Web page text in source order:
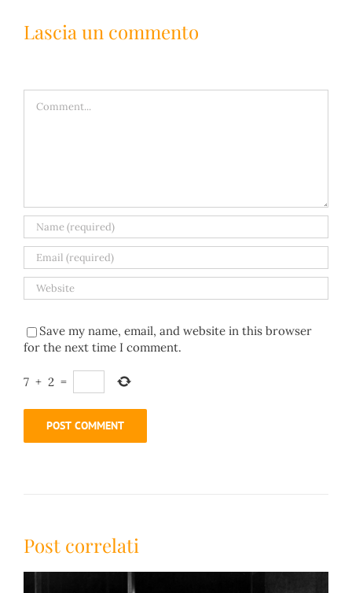
Lascia un commento
Save my name, email, and website in this browser
for the next time I comment.
7 + 2 =
Post correlati